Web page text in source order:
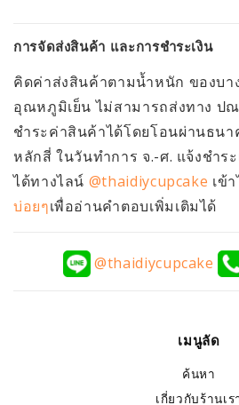
การจัดส่งสินค้า และการชำระเงิน
คิดค่าส่งสินค้าตามน้ำหนัก ของบา
อุณหภูมิเย็น ไม่สามารถส่งทาง ป
ชำระค่าสินค้าได้โดยโอนผ่านธน
หลักสี่ ในวันทำการ จ.-ศ. แจ้งชำร
ได้ทางไลน์ @thaidiycupcake เข้
บ่อยๆเพื่ออ่านคำตอบเพิ่มเติมได้
@thaidiycupcake
เมนูลัด
ค้นหา
เกี่ยวกับร้านเร